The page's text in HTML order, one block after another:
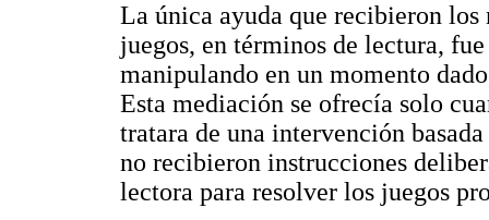
La única ayuda que recibieron
juegos, en términos de lectura,
manipulando en un momento
Esta mediación se ofrecía solo
tratara de una intervención
no recibieron instrucciones
lectora para resolver los juegos